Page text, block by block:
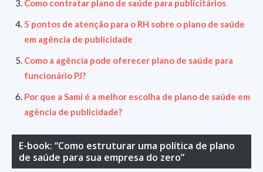
Como contratar plano de saúde para publicitários
5 pontos de atenção para o RH sobre o plano de saúde
em agência de publicidade
Como a agência pode oferecer plano de saúde para
funcionário PJ?
Por que a Sami é a melhor escolha de plano de saúde em
agência de publicidade?
E-book: “Como estruturar uma política de plano
de saúde para sua empresa do zero”